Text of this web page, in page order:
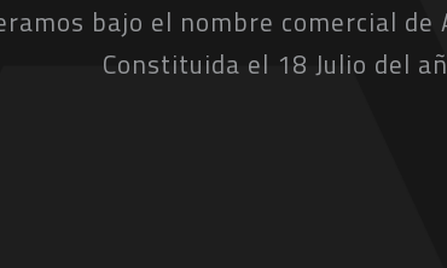
bajo el nombre comercial de
Constituida el 18 Julio del